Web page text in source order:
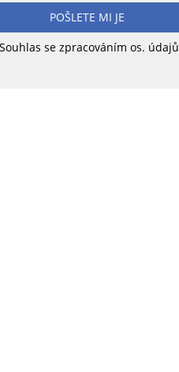
POŠLETE MI JE
se zpracováním os. údajů